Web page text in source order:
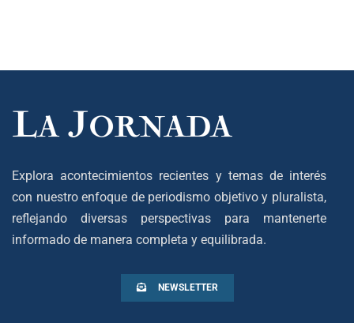
Explora acontecimientos recientes y temas de interés
con nuestro enfoque de periodismo objetivo y pluralista,
reflejando diversas perspectivas para mantenerte
informado de manera completa y equilibrada.
NEWSLETTER